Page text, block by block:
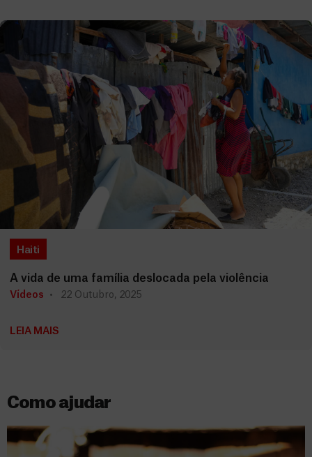
Haiti
A vida de uma família deslocada pela violência
Vídeos 22 Outubro, 2025
LEIA MAIS
Como ajudar